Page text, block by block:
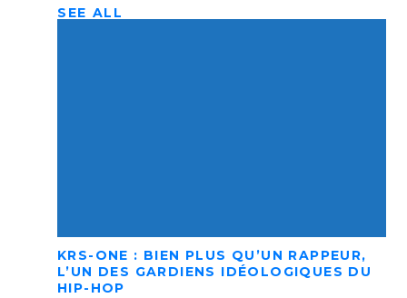
SEE ALL
KRS-ONE : BIEN PLUS QU’UN RAPPEUR,
L’UN DES GARDIENS IDÉOLOGIQUES DU
HIP-HOP